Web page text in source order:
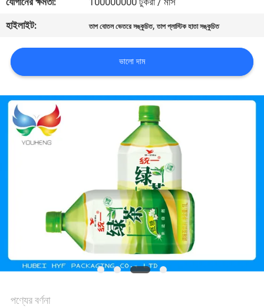
করুন
খবর
জন্য
আবেদন
গোপনীয়তা
হাইলাইট:
তাপ বোতল ভেতরে সঙ্কুচিত,তাপ প্লাস্টিক হাতা সঙ্কুচিত
ভালো দাম
পণ্যের বর্ণনা